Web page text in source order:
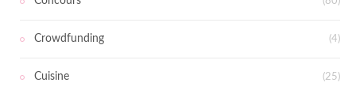
Crowdfunding (4)
Cuisine (25)